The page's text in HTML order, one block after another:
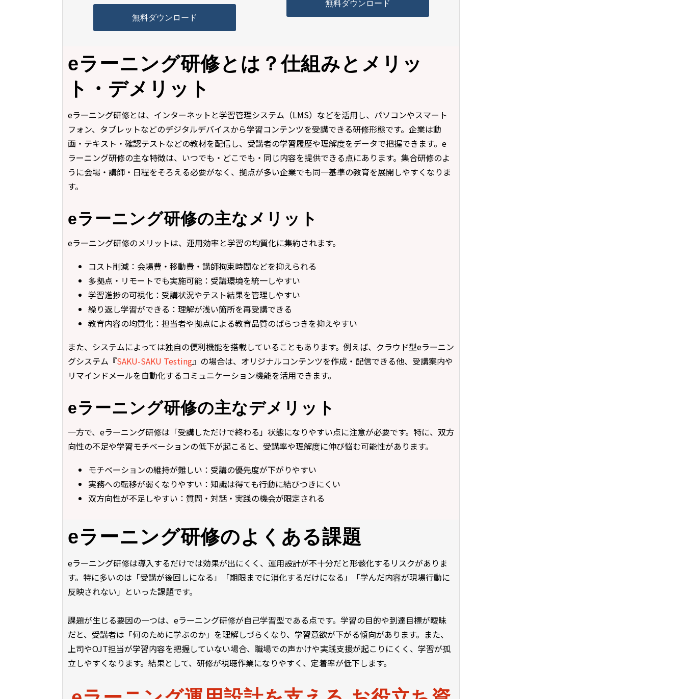
無料ダウンロード
無料ダウンロード
eラーニング研修とは？仕組みとメリッ
ト・デメリット
eラーニング研修とは、インターネットと学習管理システム（LMS）などを活用し、パソコンやスマート
フォン、タブレットなどのデジタルデバイスから学習コンテンツを受講できる研修形態です。企業は動
画・テキスト・確認テストなどの教材を配信し、受講者の学習履歴や理解度をデータで把握できます。e
ラーニング研修の主な特徴は、いつでも・どこでも・同じ内容を提供できる点にあります。集合研修のよ
うに会場・講師・日程をそろえる必要がなく、拠点が多い企業でも同一基準の教育を展開しやすくなりま
す。
eラーニング研修の主なメリット
eラーニング研修のメリットは、運用効率と学習の均質化に集約されます。
コスト削減：会場費・移動費・講師拘束時間などを抑えられる
多拠点・リモートでも実施可能：受講環境を統一しやすい
学習進捗の可視化：受講状況やテスト結果を管理しやすい
繰り返し学習ができる：理解が浅い箇所を再受講できる
教育内容の均質化：担当者や拠点による教育品質のばらつきを抑えやすい
また、システムによっては独自の便利機能を搭載していることもあります。例えば、クラウド型eラーニン
グシステム『SAKU-SAKU Testing』の場合は、オリジナルコンテンツを作成・配信できる他、受講案内や
リマインドメールを自動化するコミュニケーション機能を活用できます。
eラーニング研修の主なデメリット
一方で、eラーニング研修は「受講しただけで終わる」状態になりやすい点に注意が必要です。特に、双方
向性の不足や学習モチベーションの低下が起こると、受講率や理解度に伸び悩む可能性があります。
モチベーションの維持が難しい：受講の優先度が下がりやすい
実務への転移が弱くなりやすい：知識は得ても行動に結びつきにくい
双方向性が不足しやすい：質問・対話・実践の機会が限定される
eラーニング研修のよくある課題
eラーニング研修は導入するだけでは効果が出にくく、運用設計が不十分だと形骸化するリスクがありま
す。特に多いのは「受講が後回しになる」「期限までに消化するだけになる」「学んだ内容が現場行動に
反映されない」といった課題です。
課題が生じる要因の一つは、eラーニング研修が自己学習型である点です。学習の目的や到達目標が曖昧
だと、受講者は「何のために学ぶのか」を理解しづらくなり、学習意欲が下がる傾向があります。また、
上司やOJT担当が学習内容を把握していない場合、職場での声かけや実践支援が起こりにくく、学習が孤
立しやすくなります。結果として、研修が視聴作業になりやすく、定着率が低下します。